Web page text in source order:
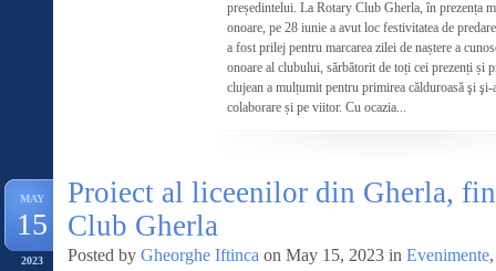
președintelui. La Rotary Club Gherla, în prezența
onoare, pe 28 iunie a avut loc festivitatea de
a fost prilej pentru marcarea zilei de naștere a
onoare al clubului, sărbătorit de toți cei prezenți și
clujean a mulțumit pentru primirea călduroasă şi
colaborare și pe viitor. Cu ocazia...
MAY
15
2023
Proiect al liceenilor din Gherla,
Club Gherla
Posted by Gheorghe Iftinca on May 15, 2023 in Evenimente